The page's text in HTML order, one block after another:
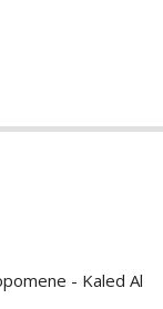
- Kaled Al